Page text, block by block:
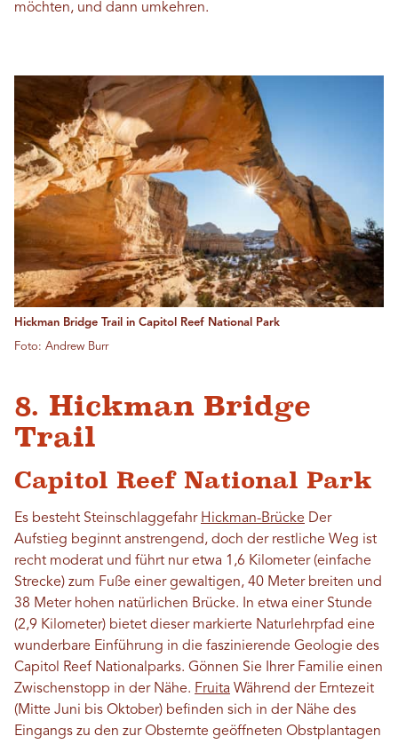
möchten, und dann umkehren.
Hickman Bridge Trail in Capitol Reef National Park
Foto: Andrew Burr
8. Hickman Bridge
Trail
Capitol Reef National Park
Es besteht Steinschlaggefahr Hickman-Brücke Der
Aufstieg beginnt anstrengend, doch der restliche Weg ist
recht moderat und führt nur etwa 1,6 Kilometer (einfache
Strecke) zum Fuße einer gewaltigen, 40 Meter breiten und
38 Meter hohen natürlichen Brücke. In etwa einer Stunde
(2,9 Kilometer) bietet dieser markierte Naturlehrpfad eine
wunderbare Einführung in die faszinierende Geologie des
Capitol Reef Nationalparks. Gönnen Sie Ihrer Familie einen
Zwischenstopp in der Nähe. Fruita Während der Erntezeit
(Mitte Juni bis Oktober) befinden sich in der Nähe des
Eingangs zu den zur Obsternte geöffneten Obstplantagen